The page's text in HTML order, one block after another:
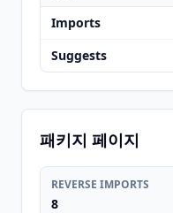
Imports
Suggests
패키지 페이지
REVERSE IMPORTS
8